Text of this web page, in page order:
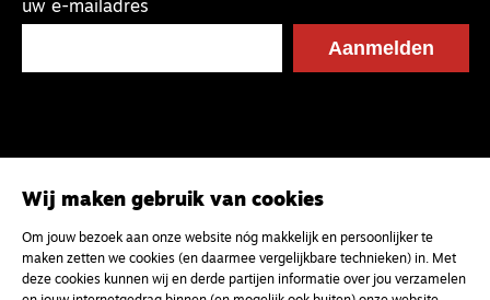
uw e-mailadres
Wij maken gebruik van cookies
Om jouw bezoek aan onze website nóg makkelijk en persoonlijker te
maken zetten we cookies (en daarmee vergelijkbare technieken) in. Met
deze cookies kunnen wij en derde partijen informatie over jou verzamelen